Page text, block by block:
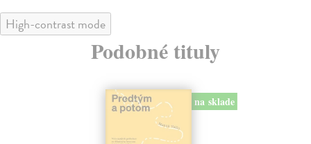
High-contrast mode
Podobné tituly
novinka